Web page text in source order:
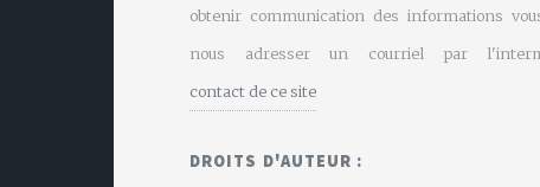
obtenir communication des informations
nous adresser un courriel par
contact de ce site
DROITS D'AUTEUR :